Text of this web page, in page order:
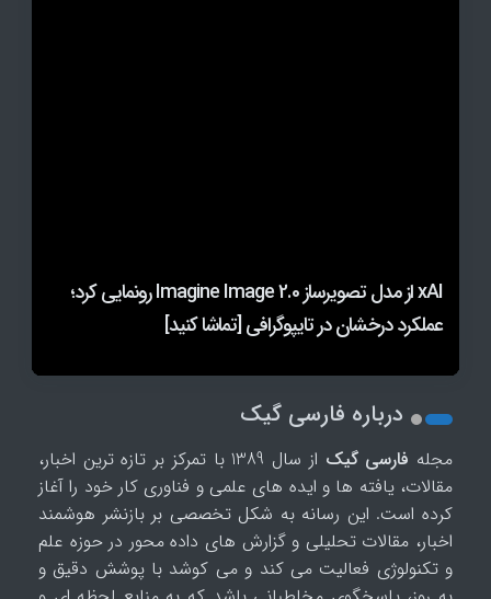
xAI از مدل تصویرساز Imagine Image 2.0 رونمایی کرد؛
عملکرد درخشان در تایپوگرافی [تماشا کنید]
اپل در چین امکان اتصال مک به هوش مصنوعی Qwen
علی‌بابا را فراهم کرد
تحولی در پیش‌بینی توفندها؛ گوگل مدل جدید
WeatherNext را برای تحلیل آب‌وهوا معرفی کرد
روبات ها به جنگ میکروپلاستیک در خاک و آب می روند
درباره فارسی گیک
مجله فارسی گیک
از سال 1389 با تمرکز بر تازه ترین اخبار،
مقالات، یافته ها و ایده های علمی و فناوری کار خود را آغاز
کرده است. این رسانه به شکل تخصصی بر بازنشر هوشمند
اخبار، مقالات تحلیلی و گزارش های داده محور در حوزه علم
و تکنولوژی فعالیت می کند و می کوشد با پوشش دقیق و